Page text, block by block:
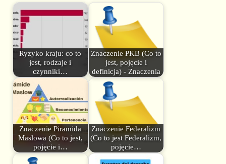
Ryzyko kraju: co to
jest, rodzaje i
czynniki…
Znaczenie PKB (Co to
jest, pojęcie i
definicja) - Znaczenia
Znaczenie Piramida
Maslowa (Co to jest,
pojęcie i…
Znaczenie Federalizm
(Co to jest Federalizm,
pojęcie…